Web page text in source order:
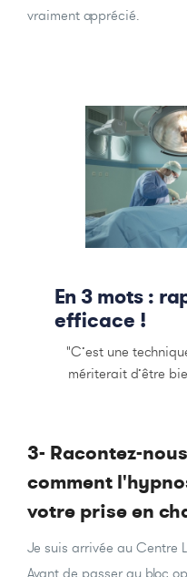
vraiment apprécié.
En 3 mots :
efficace !
"C’est une
mériterait d’être
3- Racontez-
comment
votre prise en
Je suis arrivée au Centre
Avant de passer au bloc